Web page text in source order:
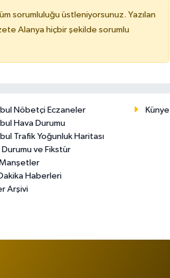
sorumluluğu üstleniyorsunuz. Yazılan
Alanya hiçbir şekilde sorumlu
Nöbetçi Eczaneler
Hava Durumu
Trafik Yoğunluk Haritası
Durumu ve Fikstür
Haberleri
Arşivi
Künye